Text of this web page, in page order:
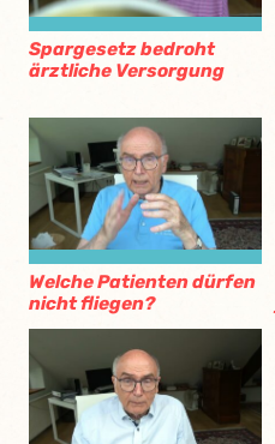
Spargesetz bedroht
ärztliche Versorgung
Welche Patienten dürfen
nicht fliegen?